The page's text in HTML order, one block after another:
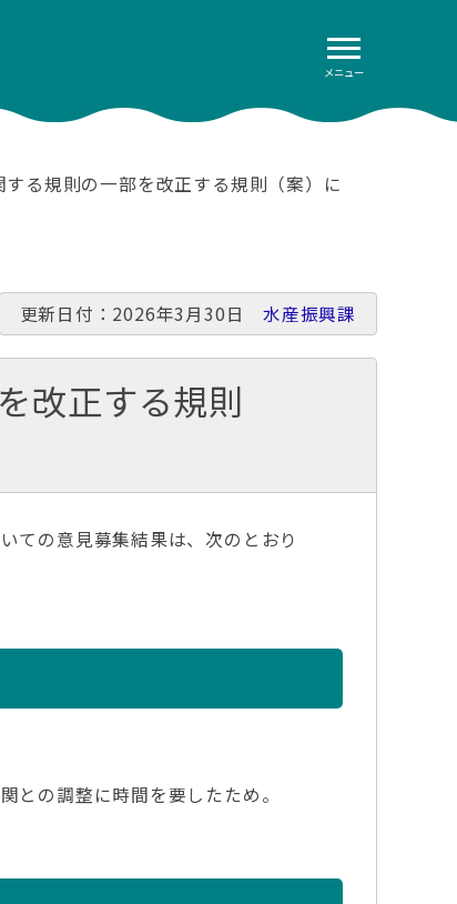
メニュー
る規則の一部を改正する規則（案）に
更新日付：2026年3月30日水産振興課
改正する規則
ての意見募集結果は、次のとおり
の調整に時間を要したため。